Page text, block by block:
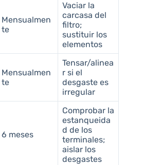
Mensualmen
te
Vaciar la
carcasa del
filtro;
sustituir los
elementos
Mensualmen
te
Tensar/alinea
r si el
desgaste es
irregular
6 meses
Comprobar la
estanqueida
d de los
terminales;
aislar los
desgastes